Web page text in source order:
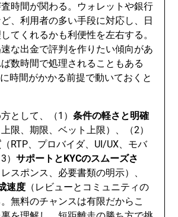
時間が関わる。ウォレットや銀行
、利用者の多い手段に対応し、日
てくれるかも利便性を左右する。
な出金で評判を作りたい傾向があ
数時間で処理されることもある
時間がかかる前提で動いておくと
として、（1）条件の軽さと明確
上限、期限、ベット上限）、（2）
（RTP、プロバイダ、UI/UX、モバ
）サポートとKYCのスムーズさ
レスポンス、必要書類の明示）、
速度 （レビューとコミュニティの
無料のチャンスは有限だからこ